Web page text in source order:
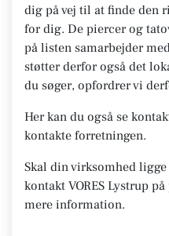
dig på vej til at finde den
for dig. De piercer og
på listen samarbejder
støtter derfor også det
du søger, opfordrer vi
Her kan du også se
kontakte forretningen.
Skal din virksomhed
kontakt VORES Lystrup
mere information.